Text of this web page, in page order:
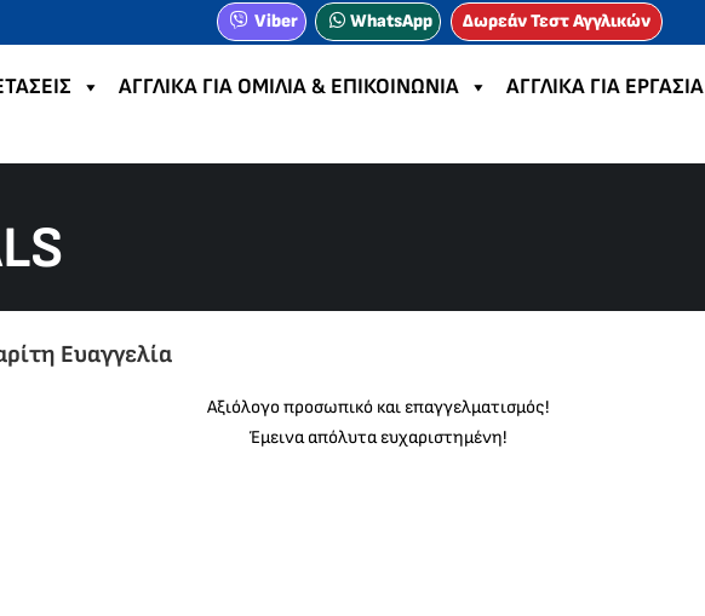
Viber WhatsApp Δωρεάν Τεστ Αγγλικών
ΑΓΓΛΙΚΑ ΓΙΑ ΟΜΙΛΙΑ & ΕΠΙΚΟΙΝΩΝΙΑ ΑΓΓΛΙΚΑ ΓΙΑ ΕΡΓΑΣΙΑ
Ευαγγελία
Αξιόλογο προσωπικό και επαγγελματισμός!
Έμεινα απόλυτα ευχαριστημένη!